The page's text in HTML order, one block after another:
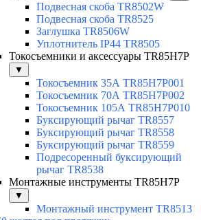
Подвесная скоба TR8502W
Подвесная скоба TR8525
Заглушка TR8506W
Уплотнитель IP44 TR8505
Токосъемники и аксессуары TR85H7P
▼
Токосъемник 35А TR85H7P001
Токосъемник 70А TR85H7P002
Токосъемник 105А TR85H7P010
Буксирующий рычаг TR8557
Буксирующий рычаг TR8558
Буксирующий рычаг TR8559
Подресоренный буксирующий
рычаг TR8538
Монтажные инструменты TR85H7P
▼
Монтажный инструмент TR8513